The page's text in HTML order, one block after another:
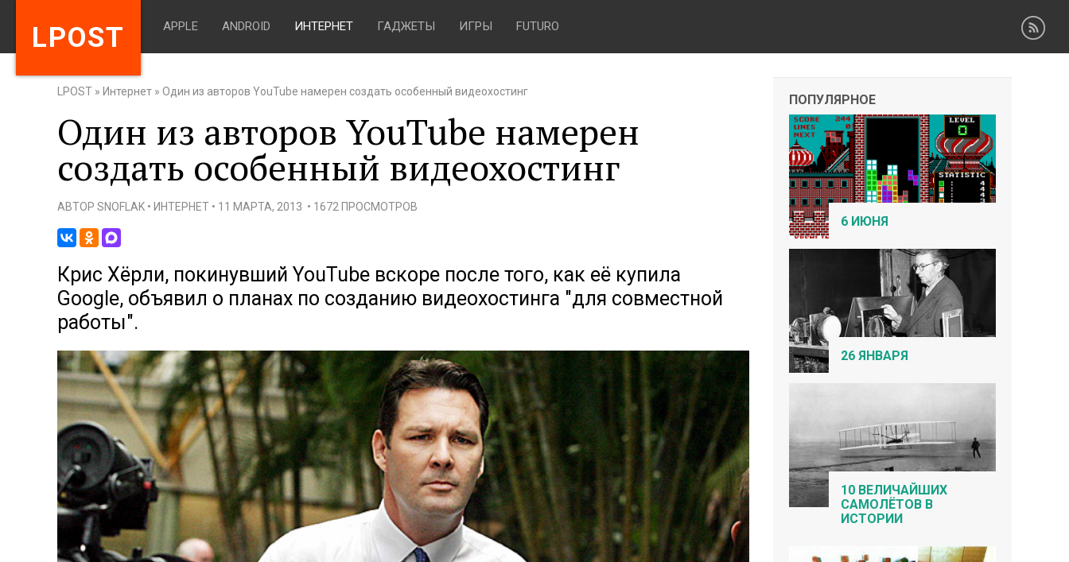
LPOST APPLE ANDROID ИНТЕРНЕТ ГАДЖЕТЫ ИГРЫ FUTURO
LPOST » Интернет » Один из авторов YouTube намерен создать особенный видеохостинг
Один из авторов YouTube намерен
создать особенный видеохостинг
АВТОР SNOFLAK • ИНТЕРНЕТ • 11 МАРТА, 2013 • 1672 ПРОСМОТРОВ
Крис Хёрли, покинувший YouTube вскоре после того, как её купила
Google, объявил о планах по созданию видеохостинга "для совместной
работы".
ПОПУЛЯРНОЕ
6 ИЮНЯ
26 ЯНВАРЯ
10 ВЕЛИЧАЙШИХ
САМОЛЁТОВ В
ИСТОРИИ